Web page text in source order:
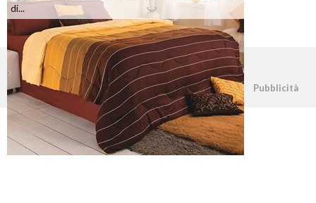
di...
©2026 - casapratica.net - p.iva 03338800984 Pubblicità